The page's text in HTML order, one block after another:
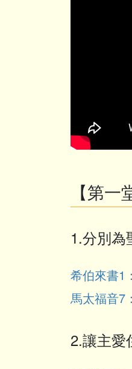
【第
1.分別為
希伯來書1
馬太福音7
2.讓主愛